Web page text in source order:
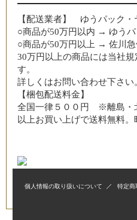
【配送業者】 ゆうパック・
○商品が50万円以内 → ゆう
○商品が50万円以上 → 佐川急
30万円以上の商品には当社
す。
詳しくはお問い合わせ下さい
【梱包配送料金】
全国一律５００円 ※離島・
以上お買い上げで送料無料。
個人情報の取り扱いについて 特定商